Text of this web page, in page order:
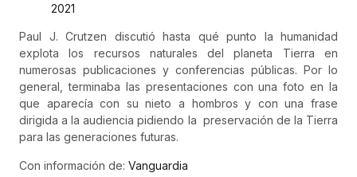
2021
Paul J. Crutzen discutió hasta qué punto la humanidad
explota los recursos naturales del planeta Tierra en
numerosas publicaciones y conferencias públicas. Por lo
general, terminaba las presentaciones con una foto en la
que aparecía con su nieto a hombros y con una frase
dirigida a la audiencia pidiendo la preservación de la Tierra
para las generaciones futuras.
Con información de: Vanguardia